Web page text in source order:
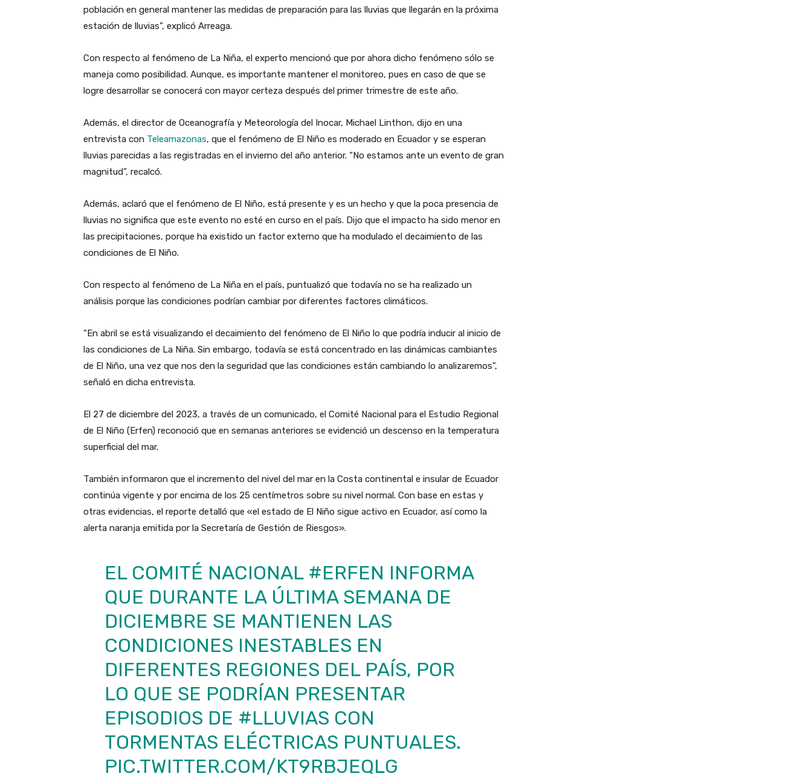
población en general mantener las medidas de preparación para las lluvias que llegarán en la próxima
estación de lluvias”, explicó Arreaga.
Con respecto al fenómeno de La Niña, el experto mencionó que por ahora dicho fenómeno sólo se
maneja como posibilidad. Aunque, es importante mantener el monitoreo, pues en caso de que se
logre desarrollar se conocerá con mayor certeza después del primer trimestre de este año.
Además, el director de Oceanografía y Meteorología del Inocar, Michael Linthon, dijo en una
entrevista con Teleamazonas, que el fenómeno de El Niño es moderado en Ecuador y se esperan
lluvias parecidas a las registradas en el invierno del año anterior. “No estamos ante un evento de gran
magnitud”, recalcó.
Además, aclaró que el fenómeno de El Niño, está presente y es un hecho y que la poca presencia de
lluvias no significa que este evento no esté en curso en el país. Dijo que el impacto ha sido menor en
las precipitaciones, porque ha existido un factor externo que ha modulado el decaimiento de las
condiciones de El Niño.
Con respecto al fenómeno de La Niña en el país, puntualizó que todavía no se ha realizado un
análisis porque las condiciones podrían cambiar por diferentes factores climáticos.
“En abril se está visualizando el decaimiento del fenómeno de El Niño lo que podría inducir al inicio de
las condiciones de La Niña. Sin embargo, todavía se está concentrado en las dinámicas cambiantes
de El Niño, una vez que nos den la seguridad que las condiciones están cambiando lo analizaremos”,
señaló en dicha entrevista.
El 27 de diciembre del 2023, a través de un comunicado, el Comité Nacional para el Estudio Regional
de El Niño (Erfen) reconoció que en semanas anteriores se evidenció un descenso en la temperatura
superficial del mar.
También informaron que el incremento del nivel del mar en la Costa continental e insular de Ecuador
continúa vigente y por encima de los 25 centímetros sobre su nivel normal. Con base en estas y
otras evidencias, el reporte detalló que «el estado de El Niño sigue activo en Ecuador, así como la
alerta naranja emitida por la Secretaría de Gestión de Riesgos».
EL COMITÉ NACIONAL #ERFEN INFORMA
QUE DURANTE LA ÚLTIMA SEMANA DE
DICIEMBRE SE MANTIENEN LAS
CONDICIONES INESTABLES EN
DIFERENTES REGIONES DEL PAÍS, POR
LO QUE SE PODRÍAN PRESENTAR
EPISODIOS DE #LLUVIAS CON
TORMENTAS ELÉCTRICAS PUNTUALES.
PIC.TWITTER.COM/KT9RBJEQLG